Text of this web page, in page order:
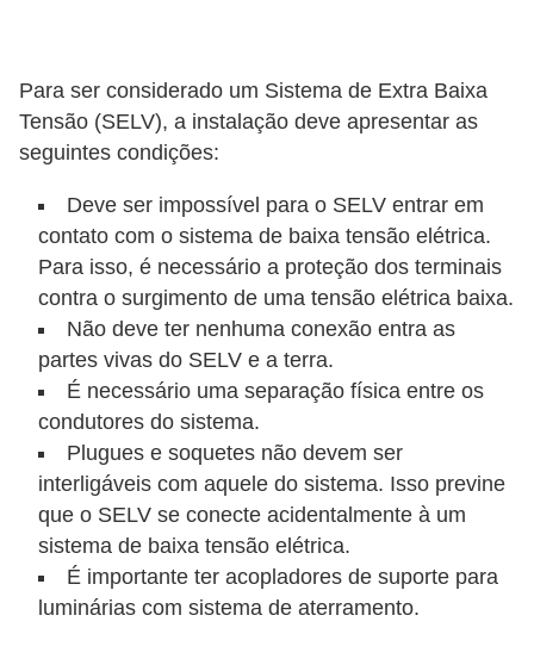
Para ser considerado um Sistema de Extra Baixa
Tensão (SELV), a instalação deve apresentar as
seguintes condições:
Deve ser impossível para o SELV entrar em
contato com o sistema de baixa tensão elétrica.
Para isso, é necessário a proteção dos terminais
contra o surgimento de uma tensão elétrica baixa.
Não deve ter nenhuma conexão entra as
partes vivas do SELV e a terra.
É necessário uma separação física entre os
condutores do sistema.
Plugues e soquetes não devem ser
interligáveis com aquele do sistema. Isso previne
que o SELV se conecte acidentalmente à um
sistema de baixa tensão elétrica.
É importante ter acopladores de suporte para
luminárias com sistema de aterramento.
l
r
i
i
t
H
i
t